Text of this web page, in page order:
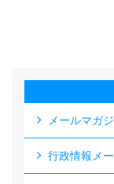
メールマガ
行政情報メ